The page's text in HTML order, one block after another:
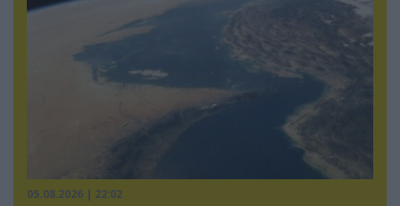
05.08.2026 | 22:02